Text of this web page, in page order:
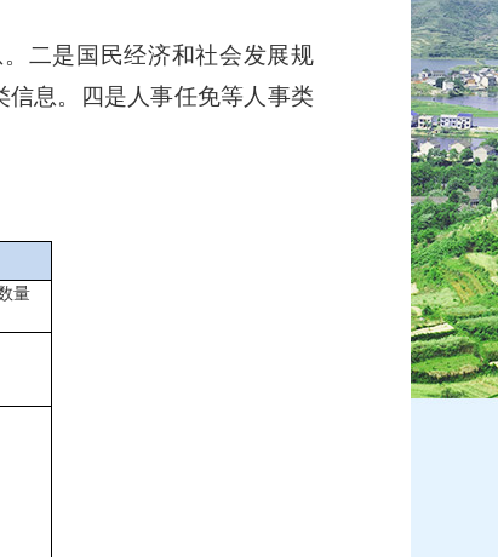
二是国民经济和社会发展规
息。四是人事任免等人事类
量